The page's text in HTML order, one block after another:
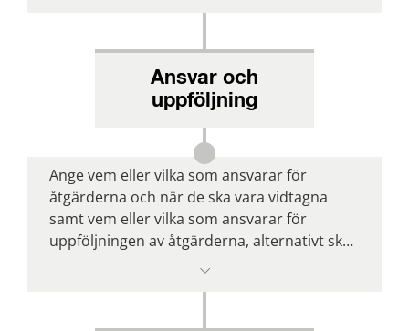
Ansvar och
uppföljning
Ange vem eller vilka som ansvarar för
åtgärderna och när de ska vara vidtagna
samt vem eller vilka som ansvarar för
uppföljningen av åtgärderna, alternativt skriv
en tidsplan eller handlingsplan där